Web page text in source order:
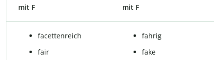
mit F
mit F
fa­cet­ten­reich
fair
fahrig
fake